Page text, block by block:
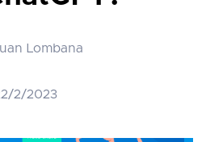
Lombana
2/2023